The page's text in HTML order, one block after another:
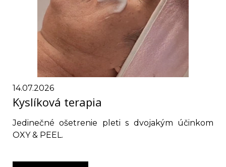
14.07.2026
Kyslíková terapia
Jedinečné ošetrenie pleti s dvojakým účinkom
OXY & PEEL.